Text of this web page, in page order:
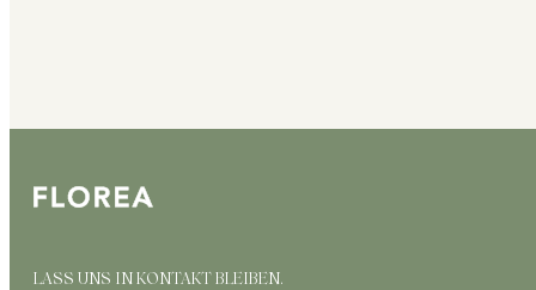
LASS UNS IN KONTAKT BLEIBEN.